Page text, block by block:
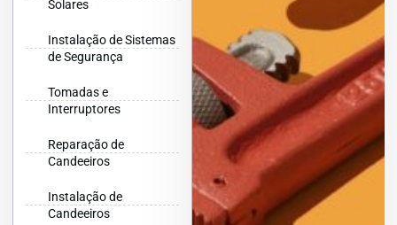
Solares
Instalação de Sistemas
de Segurança
Tomadas e
Interruptores
Reparação de
Candeeiros
Instalação de
Candeeiros